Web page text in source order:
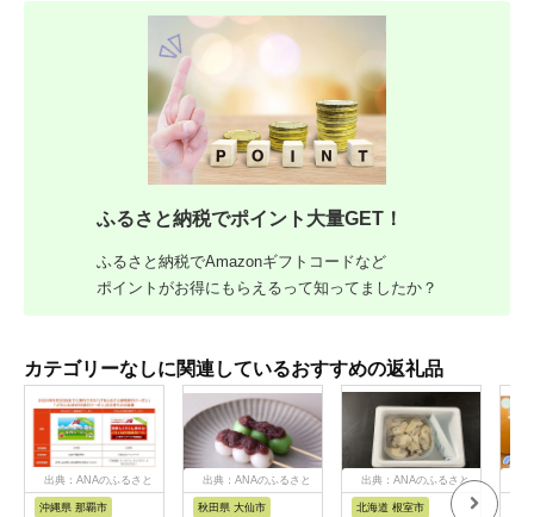
ふるさと納税でポイント大量GET！
ふるさと納税でAmazonギフトコードなど
ポイントがお得にもらえるって知ってましたか？
カテゴリーなしに関連しているおすすめの返礼品
出典：ANAのふるさと
沖縄県 那覇市
出典：ANAのふるさと
秋田県 大仙市
出典：ANAのふるさと
納税
北海道 根室市